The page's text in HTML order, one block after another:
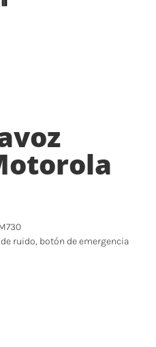
ruido, botón de emergencia